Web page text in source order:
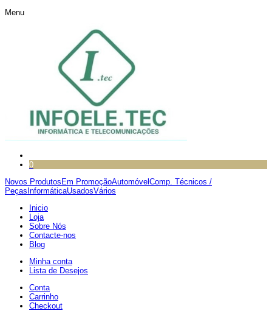
Menu
0
Novos Produtos Em PromoçãoAutomóvel Comp. Técnicos /
Peças InformáticaUsadosVários
Inicio
Loja
Sobre Nós
Contacte-nos
Blog
Minha conta
Lista de Desejos
Conta
Carrinho
Checkout